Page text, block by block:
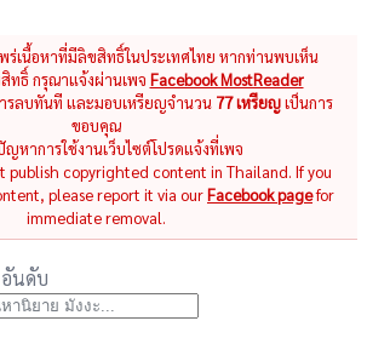
ร่เนื้อหาที่มีลิขสิทธิ์ในประเทศไทย หากท่านพบเห็น
ทธิ์ กรุณาแจ้งผ่านเพจ Facebook MostReader
รลบทันที และมอบเหรียญจำนวน 77 เหรียญเป็นการ
ขอบคุณ
หาการใช้งานเว็บไซต์โปรดแจ้งที่เพจ
publish copyrighted content in Thailand. If you
please report it via ourFacebook pagefor
immediate removal.
อันดับ